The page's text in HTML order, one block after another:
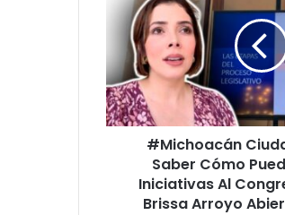
Debe
Saber
Cómo
Puede
Presentar
Iniciativas
Al
Congreso:
Diputada
#Michoacán
Saber Cómo
Iniciativas Al
Brissa Arroyo